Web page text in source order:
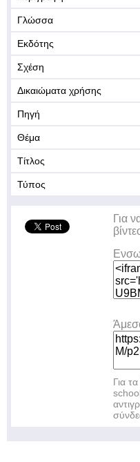
Γλώσσα
Εκδότης
Σχέση
Δικαιώματα χρήσης
Πηγή
Θέμα
Τίτλος
Τύπος
Για
Για